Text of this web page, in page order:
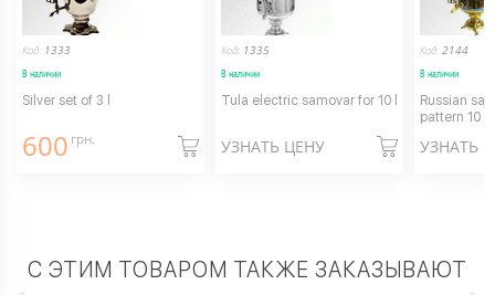
Код: 1333
В наличии
Silver set of 3 l
600 грн.
Код: 1335
В наличии
Tula electric samovar for 10 l
УЗНАТЬ ЦЕНУ
Код: 2144
В наличии
Russian
pattern 10 l
УЗНАТЬ
С ЭТИМ ТОВАРОМ ТАКЖЕ ЗАКАЗЫВАЮТ